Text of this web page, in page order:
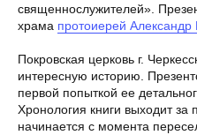
священнослужителей».
храма протоиерей Александр
Покровская церковь г.
интересную историю.
первой попыткой ее
Хронология книги выходит
начинается с момента